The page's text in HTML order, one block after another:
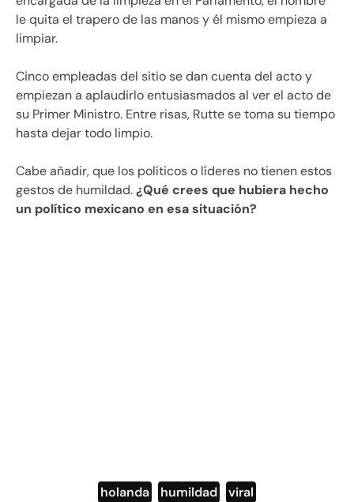
le quita el trapero de las manos y él mismo empieza a
limpiar.
Cinco empleadas del sitio se dan cuenta del acto y
empiezan a aplaudirlo entusiasmados al ver el acto de
su Primer Ministro. Entre risas, Rutte se toma su tiempo
hasta dejar todo limpio.
Cabe añadir, que los políticos o líderes no tienen estos
gestos de humildad.¿Qué crees que hubiera hecho
un político mexicano en esa situación?
holanda humildad viral